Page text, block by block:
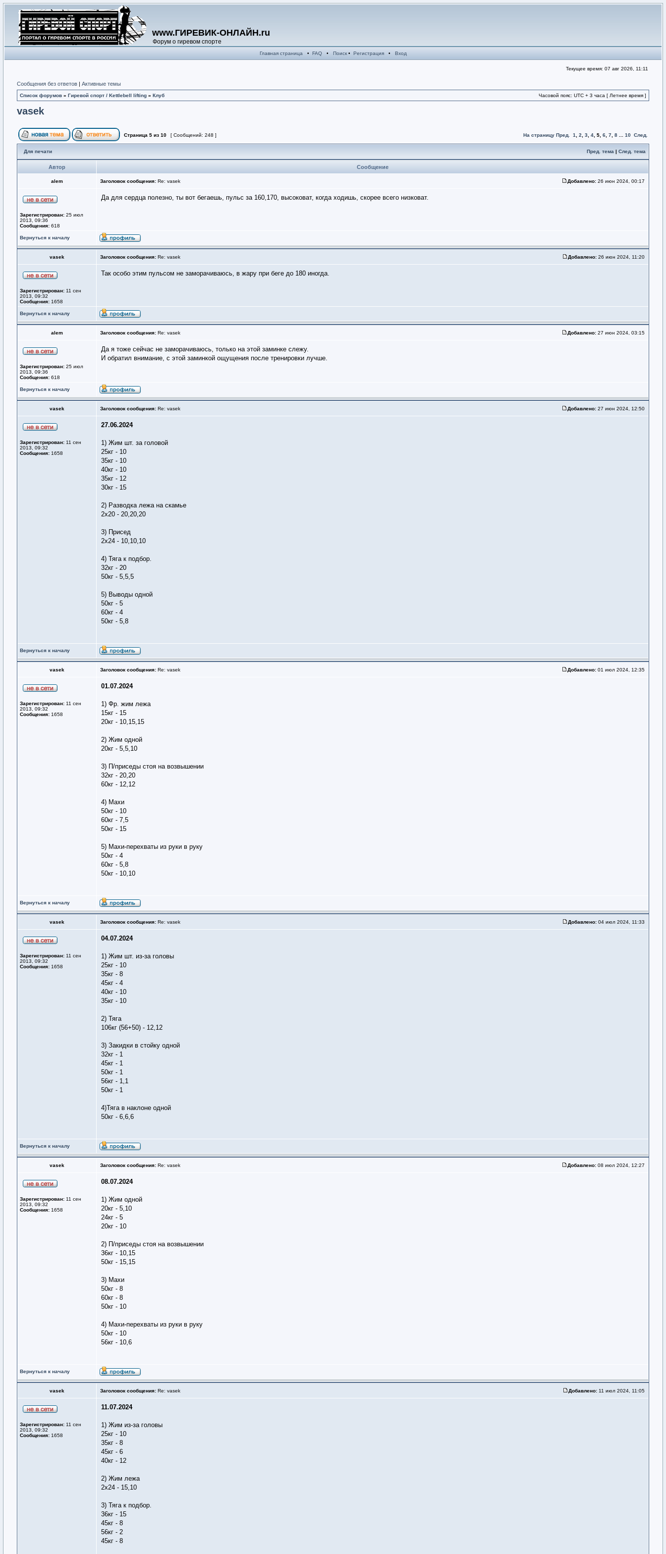
www.ГИРЕВИК-ОНЛАЙН.ru
Форум о гиревом спорте
Главная страница • FAQ• Поиск• Регистрация• Вход
Текущее время: 07 авг 2026, 11:11
Сообщения без ответов | Активные темы
Список форумов » Гиревой спорт / Kettlebell lifting » Клуб Часовой пояс: UTC + 3 часа [ Летнее время ]
vasek
Страница 5 из 10 [ Сообщений: 248 ] На страницу Пред. 1 2 3 4 5 6 7 8 10 След.
Для печати Пред. тема | След. тема
Автор Сообщение
alem Заголовок сообщения: Re: vasek Добавлено: 26 июн 2024, 00:17
Зарегистрирован: 25 июл
2013, 09:36
Сообщения: 618
Да для сердца полезно, ты вот бегаешь, пульс за 160,170, высоковат, когда ходишь, скорее всего низковат.
Вернуться к началу
vasek Заголовок сообщения: Re: vasek Добавлено: 26 июн 2024, 11:20
Зарегистрирован: 11 сен
2013, 09:32
Сообщения: 1658
Так особо этим пульсом не заморачиваюсь, в жару при беге до 180 иногда.
Вернуться к началу
alem Заголовок сообщения: Re: vasek Добавлено: 27 июн 2024, 03:15
Зарегистрирован: 25 июл
2013, 09:36
Сообщения: 618
Да я тоже сейчас не заморачиваюсь, только на этой заминке слежу.
И обратил внимание, с этой заминкой ощущения после тренировки лучше.
Вернуться к началу
vasek Заголовок сообщения: Re: vasek Добавлено: 27 июн 2024, 12:50
Зарегистрирован: 11 сен
2013, 09:32
Сообщения: 1658
27.06.2024
1) Жим шт. за головой
25кг - 10
35кг - 10
40кг - 10
35кг - 12
30кг - 15
2) Разводка лежа на скамье
2х20 - 20,20,20
3) Присед
2х24 - 10,10,10
4) Тяга к подбор.
32кг - 20
50кг - 5,5,5
5) Выводы одной
50кг - 5
60кг - 4
50кг - 5,8
Вернуться к началу
vasek Заголовок сообщения: Re: vasek Добавлено: 01 июл 2024, 12:35
Зарегистрирован: 11 сен
2013, 09:32
Сообщения: 1658
01.07.2024
1) Фр. жим лежа
15кг - 15
20кг - 10,15,15
2) Жим одной
20кг - 5,5,10
3) П/приседы стоя на возвышении
32кг - 20,20
60кг - 12,12
4) Махи
50кг - 10
60кг - 7,5
50кг - 15
5) Махи-перехваты из руки в руку
50кг - 4
60кг - 5,8
50кг - 10,10
Вернуться к началу
vasek Заголовок сообщения: Re: vasek Добавлено: 04 июл 2024, 11:33
Зарегистрирован: 11 сен
2013, 09:32
Сообщения: 1658
04.07.2024
1) Жим шт. из-за головы
25кг - 10
35кг - 8
45кг - 4
40кг - 10
35кг - 10
2) Тяга
106кг (56+50) - 12,12
3) Закидки в стойку одной
32кг - 1
45кг - 1
50кг - 1
56кг - 1,1
50кг - 1
4)Тяга в наклоне одной
50кг - 6,6,6
Вернуться к началу
vasek Заголовок сообщения: Re: vasek Добавлено: 08 июл 2024, 12:27
Зарегистрирован: 11 сен
2013, 09:32
Сообщения: 1658
08.07.2024
1) Жим одной
20кг - 5,10
24кг - 5
20кг - 10
2) П/приседы стоя на возвышении
36кг - 10,15
50кг - 15,15
3) Махи
50кг - 8
60кг - 8
50кг - 10
4) Махи-перехваты из руки в руку
50кг - 10
56кг - 10,6
Вернуться к началу
vasek Заголовок сообщения: Re: vasek Добавлено: 11 июл 2024, 11:05
Зарегистрирован: 11 сен
2013, 09:32
Сообщения: 1658
11.07.2024
1) Жим из-за головы
25кг - 10
35кг - 8
45кг - 6
40кг - 12
2) Жим лежа
2х24 - 15,10
3) Тяга к подбор.
36кг - 15
45кг - 8
56кг - 2
45кг - 8